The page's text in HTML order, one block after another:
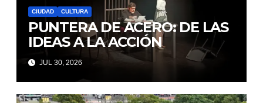
CIUDAD CULTURA
PUNTERA DE ACERO: DE LAS
IDEAS A LA ACCIÓN
JUL 30, 2026